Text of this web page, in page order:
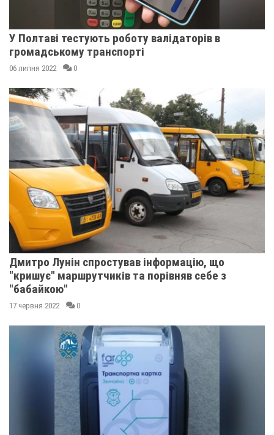
У Полтаві тестують роботу валідаторів в
громадському транспорті
06 липня 2022 0
Дмитро Лунін спростував інформацію, що
"кришує" маршрутчиків та порівняв себе з
"бабайкою"
17 червня 2022 0